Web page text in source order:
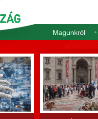
Magunkról